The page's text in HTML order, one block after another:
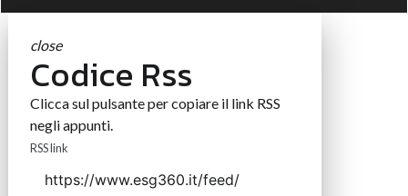
close
Codice Rss
Clicca sul pulsante per copiare il link RSS
negli appunti.
RSS link